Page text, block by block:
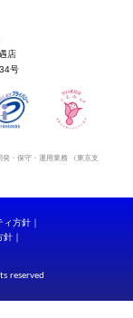
店
号
・保守・運用業務 （東京支
ィ方針
針
reserved